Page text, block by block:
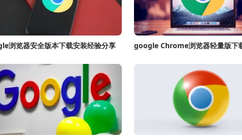
浏览器安全版本下载安装经验分享